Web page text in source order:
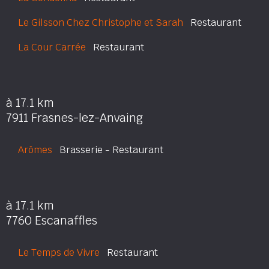
Le Gilsson Chez Christophe et Sarah Restaurant
La Cour Carrée Restaurant
à 17.1 km
7911 Frasnes-lez-Anvaing
Arômes Brasserie - Restaurant
à 17.1 km
7760 Escanaffles
Le Temps de Vivre Restaurant